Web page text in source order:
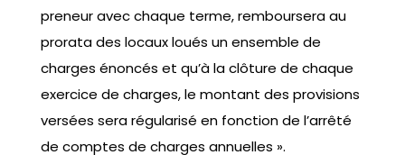
preneur avec chaque terme, remboursera au
prorata des locaux loués un ensemble de
charges énoncés et qu’à la clôture de chaque
exercice de charges, le montant des provisions
versées sera régularisé en fonction de l’arrêté
de comptes de charges annuelles ».